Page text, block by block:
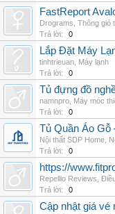
FastReport
Drograms Thông gió
Trả lời:
0
Lắp Đặt Máy
tinhtrieuan Máy lạnh
Trả lời:
0
Tủ đựng đồ
namnpro Máy móc
Trả lời:
0
Tủ Quần Áo Gỗ
Nội thất SDP Home
Trả lời:
0
https://
Repellio Reviews
Trả lời:
0
Cập nhật giá vé